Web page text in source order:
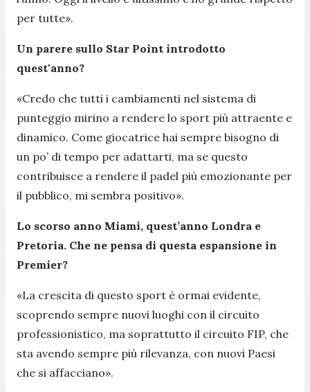
per tutte».
Un parere sullo Star Point introdotto
quest'anno?
«Credo che tutti i cambiamenti nel sistema di
punteggio mirino a rendere lo sport più attraente e
dinamico. Come giocatrice hai sempre bisogno di
un po’ di tempo per adattarti, ma se questo
contribuisce a rendere il padel più emozionante per
il pubblico, mi sembra positivo».
Lo scorso anno Miami, quest’anno Londra e
Pretoria. Che ne pensa di questa espansione in
Premier?
«La crescita di questo sport è ormai evidente,
scoprendo sempre nuovi luoghi con il circuito
professionistico, ma soprattutto il circuito FIP, che
sta avendo sempre più rilevanza, con nuovi Paesi
che si affacciano».